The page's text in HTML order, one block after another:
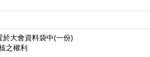
於大會資料袋中(一份)
之權利